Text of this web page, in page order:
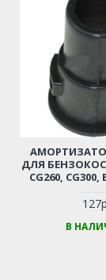
ДЛЯ БЕНЗОКОС
CG260, CG300,
В